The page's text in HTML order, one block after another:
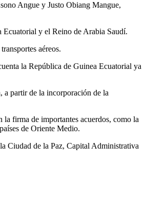
Angue y Justo Obiang Mangue,
Ecuatorial y el Reino de Arabia Saudí.
aéreos.
la República de Guinea Ecuatorial ya
a partir de la incorporación de la
firma de importantes acuerdos, como la
de Oriente Medio.
Ciudad de la Paz, Capital Administrativa